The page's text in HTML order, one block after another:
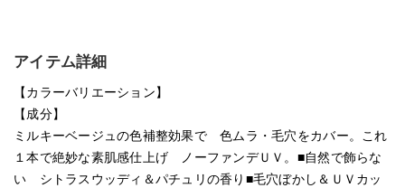
アイテム詳細
【カラーバリエーション】
【成分】
ミルキーベージュの色補整効果で 色ムラ・毛穴をカバー。これ
１本で絶妙な素肌感仕上げ ノーファンデＵＶ。■自然で飾らな
い シトラスウッディ＆パチュリの香り■毛穴ぼかし＆ＵＶカッ